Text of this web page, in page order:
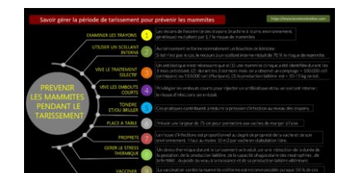
CONTACT